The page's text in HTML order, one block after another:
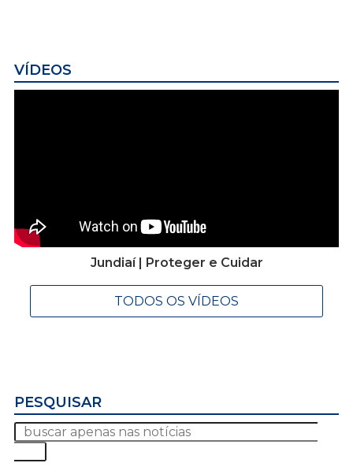
VÍDEOS
Jundiaí | Proteger e Cuidar
TODOS OS VÍDEOS
PESQUISAR